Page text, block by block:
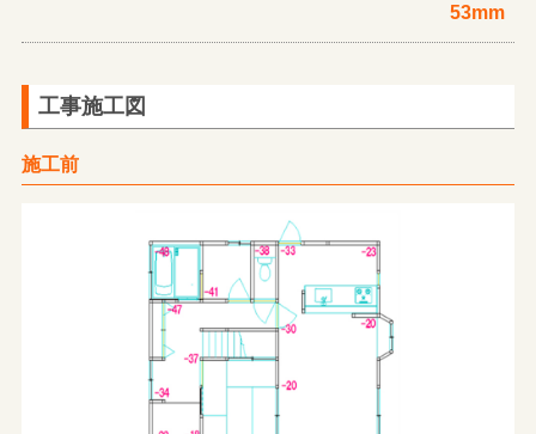
53mm
工事施工図
施工前